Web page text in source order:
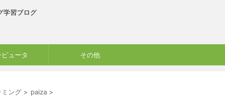
学習ブログ
ピュータ その他
ミング > paiza >